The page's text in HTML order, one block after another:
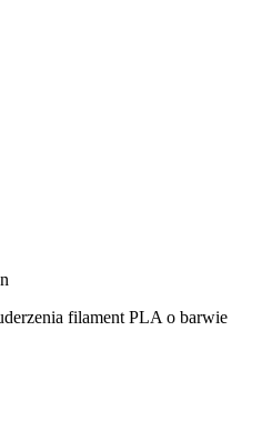
filament PLA o barwie